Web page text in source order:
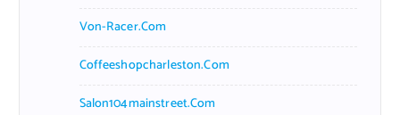
Von-Racer.com
Coffeeshopcharleston.com
Salon104mainstreet.com